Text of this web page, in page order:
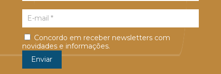
Concordo em receber newsletters com
novidades e informações.